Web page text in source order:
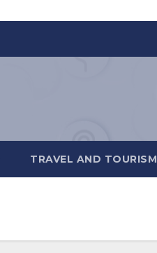
TRAVEL AND TOURISM